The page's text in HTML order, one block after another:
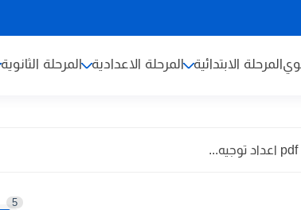
المرحلة الابتدائية المرحلة الاعدادية المرحلة الثانوية
5